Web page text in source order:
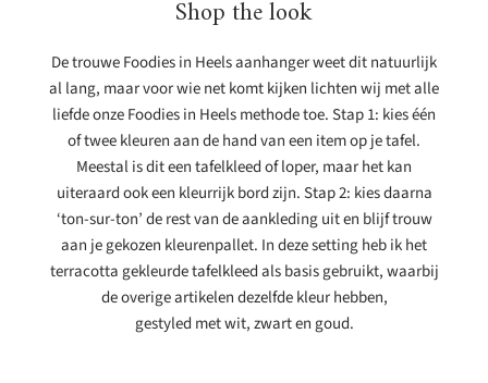
Shop the look
De trouwe Foodies in Heels aanhanger weet dit natuurlijk
al lang, maar voor wie net komt kijken lichten wij met alle
liefde onze Foodies in Heels methode toe. Stap 1: kies één
of twee kleuren aan de hand van een item op je tafel.
Meestal is dit een tafelkleed of loper, maar het kan
uiteraard ook een kleurrijk bord zijn. Stap 2: kies daarna
‘ton-sur-ton’ de rest van de aankleding uit en blijf trouw
aan je gekozen kleurenpallet. In deze setting heb ik het
terracotta gekleurde tafelkleed als basis gebruikt, waarbij
de overige artikelen dezelfde kleur hebben,
gestyled met wit, zwart en goud.